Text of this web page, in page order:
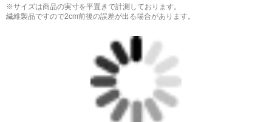
※サイズは商品の実寸を平置きで計測しております。
繊維製品ですので2cm前後の誤差が出る場合があります。